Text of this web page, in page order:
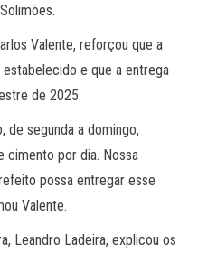
Valente, reforçou que a
e que a entrega
de 2025.
de segunda a domingo,
cimento por dia. Nossa
possa entregar esse
Valente.
Leandro Ladeira, explicou os